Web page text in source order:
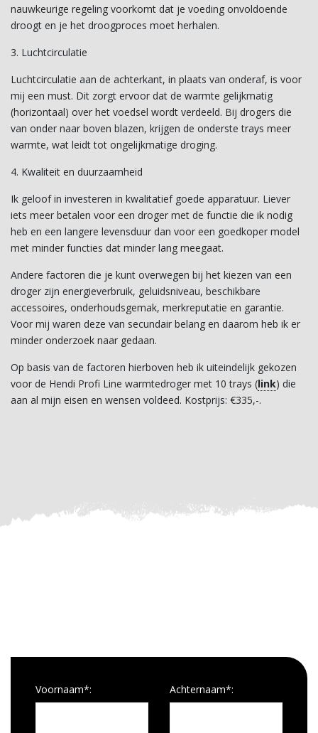
nauwkeurige regeling voorkomt dat je voeding onvoldoende
droogt en je het droogproces moet herhalen.
3. Luchtcirculatie
Luchtcirculatie aan de achterkant, in plaats van onderaf, is voor
mij een must. Dit zorgt ervoor dat de warmte gelijkmatig
(horizontaal) over het voedsel wordt verdeeld. Bij drogers die
van onder naar boven blazen, krijgen de onderste trays meer
warmte, wat leidt tot ongelijkmatige droging.
4. Kwaliteit en duurzaamheid
Ik geloof in investeren in kwalitatief goede apparatuur. Liever
iets meer betalen voor een droger met de functie die ik nodig
heb en een langere levensduur dan voor een goedkoper model
met minder functies dat minder lang meegaat.
Andere factoren die je kunt overwegen bij het kiezen van een
droger zijn energieverbruik, geluidsniveau, beschikbare
accessoires, onderhoudsgemak, merkreputatie en garantie.
Voor mij waren deze van secundair belang en daarom heb ik er
minder onderzoek naar gedaan.
Op basis van de factoren hierboven heb ik uiteindelijk gekozen
voor de Hendi Profi Line warmtedroger met 10 trays (link) die
aan al mijn eisen en wensen voldeed. Kostprijs: €335,-.
Voornaam*: Achternaam*: